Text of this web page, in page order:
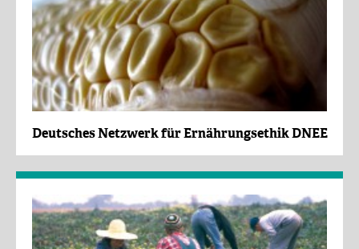
Deutsches Netzwerk für Ernährungsethik DNEE